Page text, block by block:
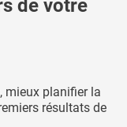
de votre
mieux planifier la
résultats de